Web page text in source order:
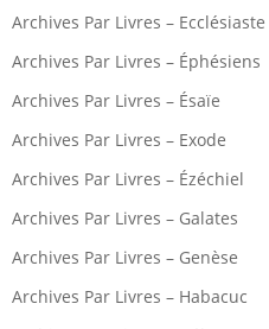
Archives Par Livres – Ecclésiaste
Archives Par Livres – Éphésiens
Archives Par Livres – Ésaïe
Archives Par Livres – Exode
Archives Par Livres – Ézéchiel
Archives Par Livres – Galates
Archives Par Livres – Genèse
Archives Par Livres – Habacuc